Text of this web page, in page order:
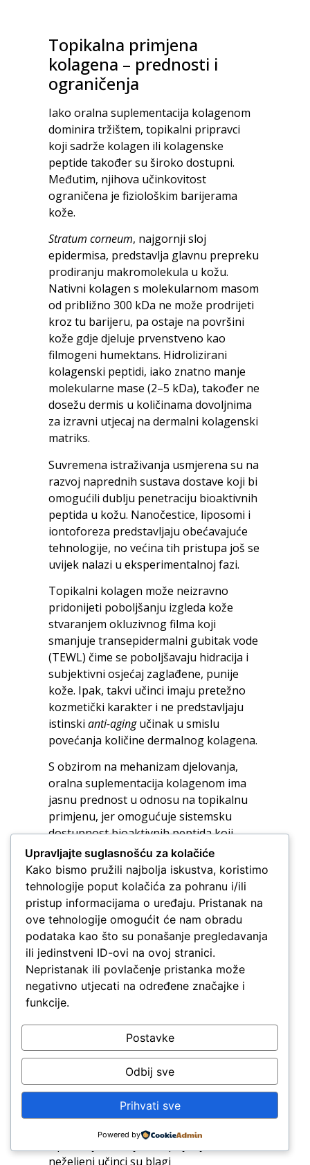
Topikalna primjena
kolagena – prednosti i
ograničenja
Iako oralna suplementacija kolagenom
dominira tržištem, topikalni pripravci
koji sadrže kolagen ili kolagenske
peptide također su široko dostupni.
Međutim, njihova učinkovitost
ograničena je fiziološkim barijerama
kože.
Stratum corneum, najgornji sloj
epidermisa, predstavlja glavnu prepreku
prodiranju makromolekula u kožu.
Nativni kolagen s molekularnom masom
od približno 300 kDa ne može prodrijeti
kroz tu barijeru, pa ostaje na površini
kože gdje djeluje prvenstveno kao
filmogeni humektans. Hidrolizirani
kolagenski peptidi, iako znatno manje
molekularne mase (2–5 kDa), također ne
dosežu dermis u količinama dovoljnima
za izravni utjecaj na dermalni kolagenski
matriks.
Suvremena istraživanja usmjerena su na
razvoj naprednih sustava dostave koji bi
omogućili dublju penetraciju bioaktivnih
peptida u kožu. Nanočestice, liposomi i
iontoforeza predstavljaju obećavajuće
tehnologije, no većina tih pristupa još se
uvijek nalazi u eksperimentalnoj fazi.
Topikalni kolagen može neizravno
pridonijeti poboljšanju izgleda kože
stvaranjem okluzivnog filma koji
smanjuje transepidermalni gubitak vode
(TEWL) čime se poboljšavaju hidracija i
subjektivni osjećaj zaglađene, punije
kože. Ipak, takvi učinci imaju pretežno
kozmetički karakter i ne predstavljaju
istinskianti-agingučinak u smislu
povećanja količine dermalnog kolagena.
S obzirom na mehanizam djelovanja,
oralna suplementacija kolagenom ima
jasnu prednost u odnosu na topikalnu
primjenu, jer omogućuje sistemsku
dostupnost bioaktivnih peptida koji
putem cirkulacije mogu doseći dermis i
djelovati na ciljne stanice. Ta razlika u
mehanizmu djelovanja objašnjava
dominaciju oralnih pripravaka u
područjuanti-agingsuplementacije.
Sigurnosni profil i
kontraindikacije
Hidrolizirani kolagen općenito se smatra
sigurnim za oralnu primjenu te ima
povoljan sigurnosni profil,
dokumentiran u brojnim kliničkim
ispitivanjima. Najčešće prijavljeni
neželjeni učinci su blagi
Upravljajte suglasnošću za kolačiće
Kako bismo pružili najbolja iskustva, koristimo
tehnologije poput kolačića za pohranu i/ili
pristup informacijama o uređaju. Pristanak na
ove tehnologije omogućit će nam obradu
podataka kao što su ponašanje pregledavanja
ili jedinstveni ID-ovi na ovoj stranici.
Nepristanak ili povlačenje pristanka može
negativno utjecati na određene značajke i
funkcije.
Postavke
Odbij sve
Prihvati sve
Powered by